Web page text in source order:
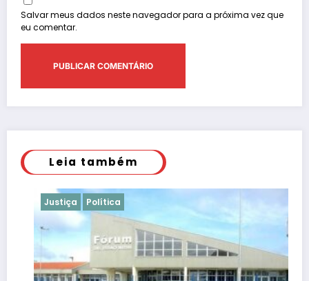
Salvar meus dados neste navegador para a próxima vez que
eu comentar.
Leia também
Justiça Política